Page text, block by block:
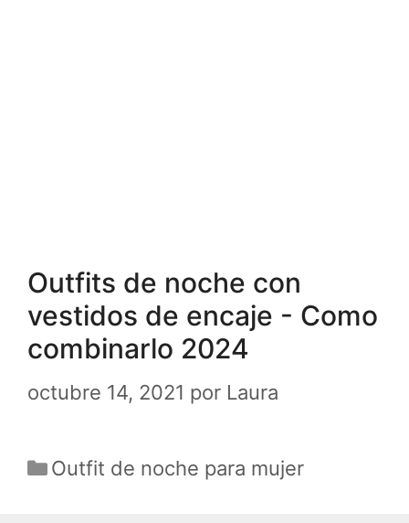
Outfits de noche con
vestidos de encaje - Como
combinarlo 2024
octubre 14, 2021 por Laura
Categorías
Outfit de noche para mujer